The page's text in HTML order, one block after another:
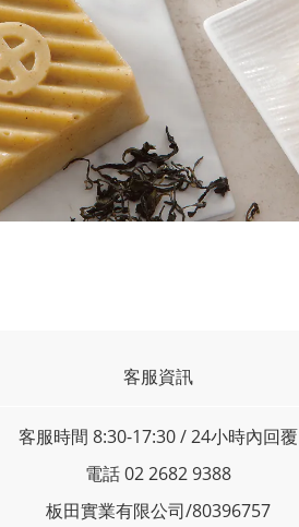
客服資訊
客服時間 8:30-17:30 / 24小時內回覆
電話 02 2682 9388
板田實業有限公司/80396757